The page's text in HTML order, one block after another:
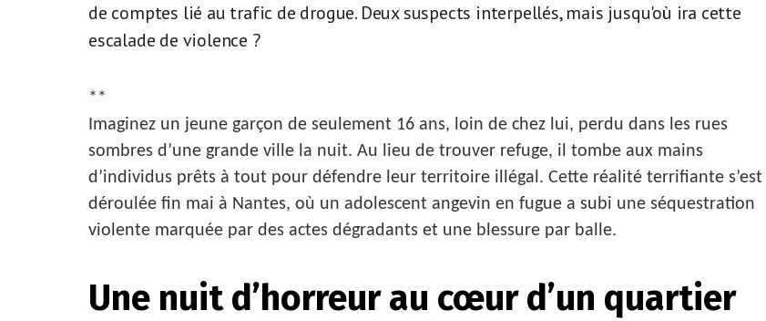
de comptes lié au trafic de drogue. Deux suspects interpellés, mais jusqu'où ira cette
escalade de violence ?
**
Imaginez un jeune garçon de seulement 16 ans, loin de chez lui, perdu dans les rues
sombres d’une grande ville la nuit. Au lieu de trouver refuge, il tombe aux mains
d’individus prêts à tout pour défendre leur territoire illégal. Cette réalité terrifiante s’est
déroulée fin mai à Nantes, où un adolescent angevin en fugue a subi une séquestration
violente marquée par des actes dégradants et une blessure par balle.
Une nuit d’horreur au cœur d’un quartier